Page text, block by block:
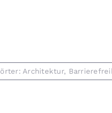
Architektur,